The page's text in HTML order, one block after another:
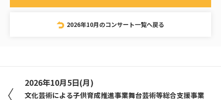
2026年10月のコンサート一覧へ戻る
2026年10月5日(月)
文化芸術による子供育成推進事業舞台芸術等総合支援事業